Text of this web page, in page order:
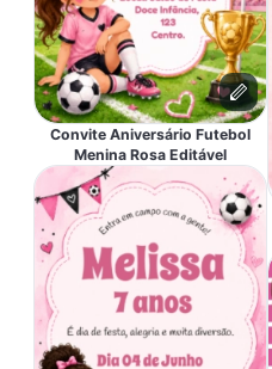
Convite Aniversário Futebol
Menina Rosa Editável